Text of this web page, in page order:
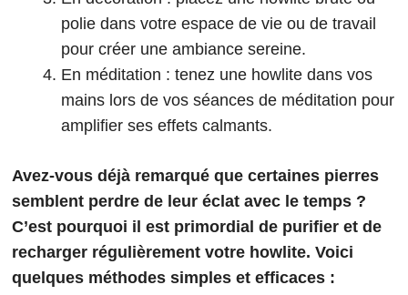
polie dans votre espace de vie ou de travail
pour créer une ambiance sereine.
En méditation : tenez une howlite dans vos
mains lors de vos séances de méditation pour
amplifier ses effets calmants.
Avez-vous déjà remarqué que certaines pierres
semblent perdre de leur éclat avec le temps ?
C’est pourquoi il est primordial de purifier et de
recharger régulièrement votre howlite. Voici
quelques méthodes simples et efficaces :